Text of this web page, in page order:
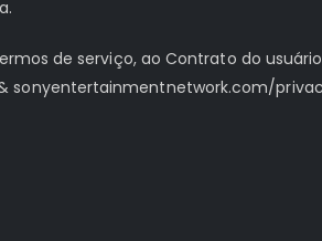
de serviço, ao Contrato do